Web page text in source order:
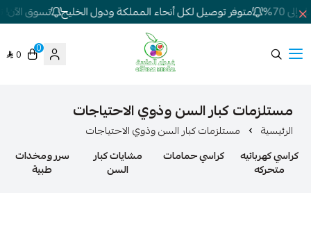
70% متوفر توصيل لكل أنحاء المملكة ودول الخليج تسوق الآن!
شركة غيداء المتطورة الطبية
0
0
مستلزمات كبار السن وذوي الاحتياجات
الرئيسية
مستلزمات كبار السن وذوي الاحتياجات
كراسي كهربائيه
متحركه
كراسي حمامات مشايات كبار
السن
سرر ومخدات
طبية